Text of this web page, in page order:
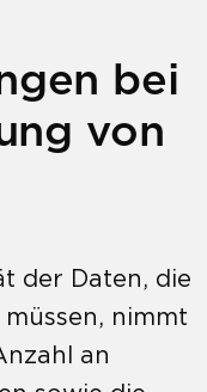
bei
von
der Daten, die
nimmt
an